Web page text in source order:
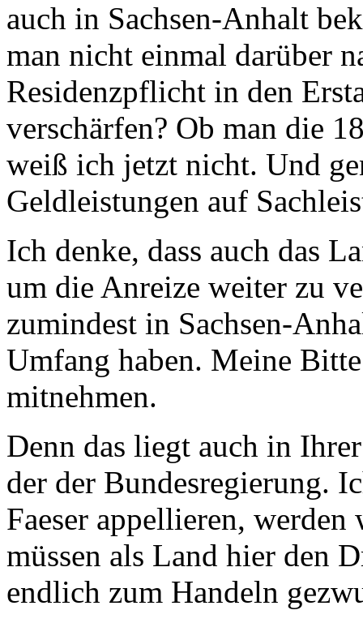
auch in Sachsen-Anhalt
man nicht einmal darüber
Residenzpflicht in den
verschärfen? Ob man die
weiß ich jetzt nicht. Und
Geldleistungen auf
Ich denke, dass auch das
um die Anreize weiter zu
zumindest in Sachsen-
Umfang haben. Meine
mitnehmen.
Denn das liegt auch in
der der Bundesregierung.
Faeser appellieren,
müssen als Land hier den
endlich zum Handeln